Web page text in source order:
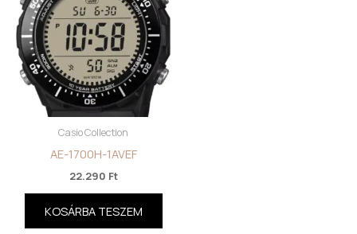
Casio Collection
AE-1700H-1AVEF
22.290 Ft
KOSÁRBA TESZEM